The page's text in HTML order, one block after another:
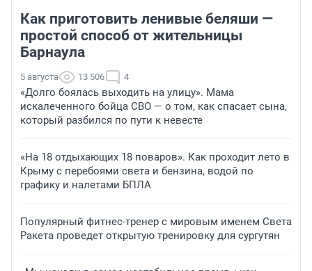
Как приготовить ленивые беляши —
простой способ от жительницы
Барнаула
5 августа 13 506 4
«Долго боялась выходить на улицу». Мама
искалеченного бойца СВО — о том, как спасает сына,
который разбился по пути к невесте
«На 18 отдыхающих 18 поваров». Как проходит лето в
Крыму с перебоями света и бензина, водой по
графику и налетами БПЛА
Популярный фитнес-тренер с мировым именем Света
Ракета проведет открытую тренировку для сургутян